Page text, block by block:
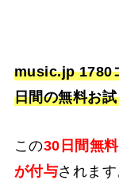
music.jp 1780
日間の無料お
この30日間無
が付与されます